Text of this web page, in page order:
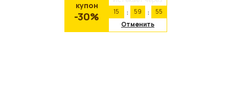
купон
-30%
15
59
54
Отменить